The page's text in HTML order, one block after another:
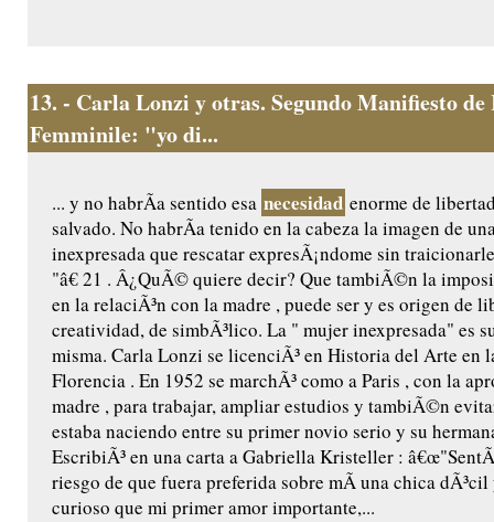
13. - Carla Lonzi y otras. Segundo Manifiesto
Femminile: "yo di...
... y no habrÃ­a sentido esa necesidad enorme de
salvado. No habrÃ­a tenido en la cabeza la imagen de
inexpresada que rescatar expresÃ¡ndome sin
"â€ 21 . Â¿QuÃ© quiere decir? Que tambiÃ©n la
en la relaciÃ³n con la madre , puede ser y es origen de
creatividad, de simbÃ³lico. La " mujer inexpresada" es
misma. Carla Lonzi se licenciÃ³ en Historia del Arte en
Florencia . En 1952 se marchÃ³ como a Paris , con la
madre , para trabajar, ampliar estudios y tambiÃ©n
estaba naciendo entre su primer novio serio y su
EscribiÃ³ en una carta a Gabriella Kristeller :
riesgo de que fuera preferida sobre mÃ­ una chica
curioso que mi primer amor importante,...